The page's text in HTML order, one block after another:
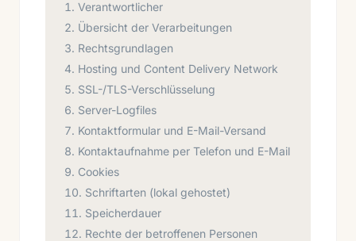
Verantwortlicher
Übersicht der Verarbeitungen
Rechtsgrundlagen
Hosting und Content Delivery Network
SSL-/TLS-Verschlüsselung
Server-Logfiles
Kontaktformular und E-Mail-Versand
Kontaktaufnahme per Telefon und E-Mail
Cookies
Schriftarten (lokal gehostet)
Speicherdauer
Rechte der betroffenen Personen